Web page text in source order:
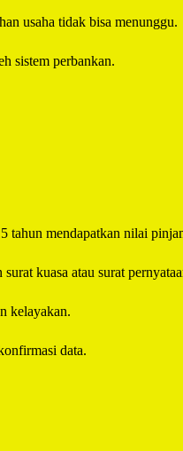
usaha tidak bisa menunggu.
sistem perbankan.
tahun mendapatkan nilai
kuasa atau surat
kelayakan.
data.